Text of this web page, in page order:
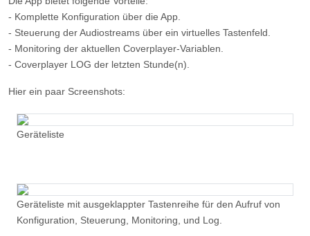
Hier ein paar Screenshots:
Geräteliste
Geräteliste mit ausgeklappter Tastenreihe für den Aufruf von
Auswahl der Zone und Steuerung der Wiedergabe